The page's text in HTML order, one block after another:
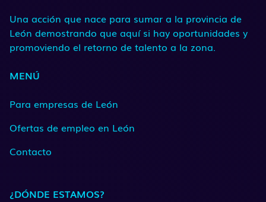
Una acción que nace para sumar a la provincia de
León demostrando que aquí si hay oportunidades y
promoviendo el retorno de talento a la zona.
MENÚ
Para empresas de León
Ofertas de empleo en León
Contacto
¿DÓNDE ESTAMOS?